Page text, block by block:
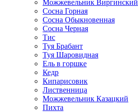
Можжевельник Виргинский
Сосна Горная
Сосна Обыкновенная
Сосна Черная
Тис
Туя Брабант
Туя Шаровидная
Ель в горшке
Кедр
Кипарисовик
Лиственница
Можжевельник Казацкий
Пихта